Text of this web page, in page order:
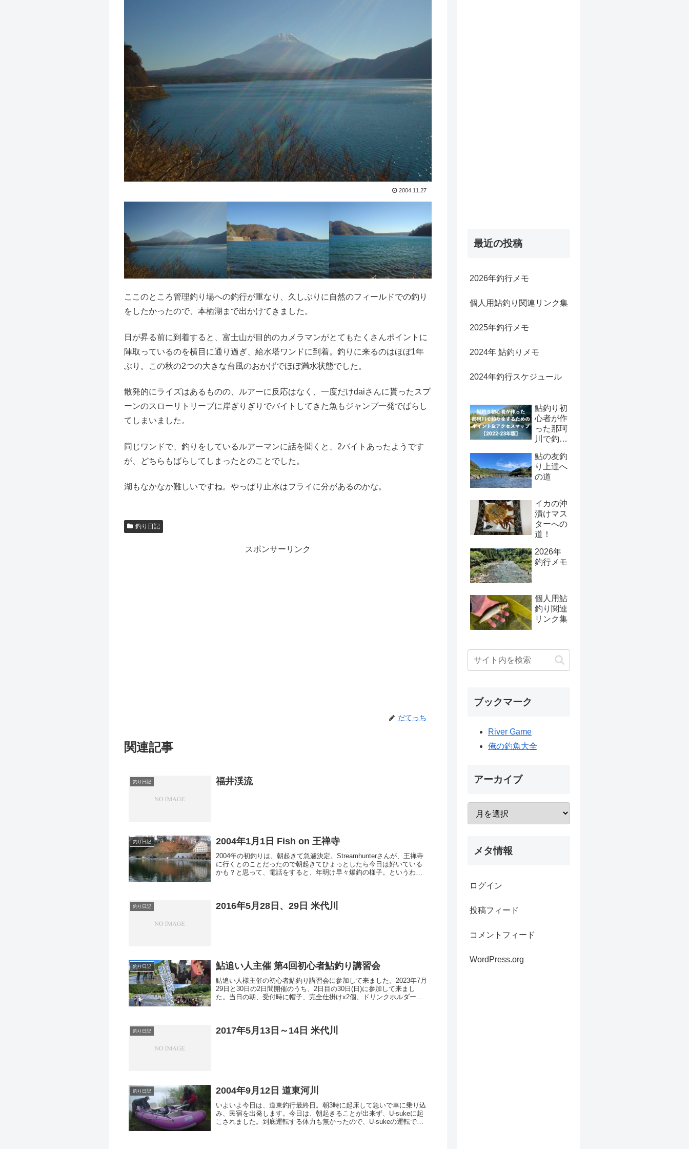
2004.11.27
ここのところ管理釣り場への釣行が重なり、久しぶりに自然のフィールドでの釣り
をしたかったので、本栖湖まで出かけてきました。
日が昇る前に到着すると、富士山が目的のカメラマンがとてもたくさんポイントに
陣取っているのを横目に通り過ぎ、給水塔ワンドに到着。釣りに来るのはほぼ1年
ぶり。この秋の2つの大きな台風のおかげでほぼ満水状態でした。
散発的にライズはあるものの、ルアーに反応はなく、一度だけdaiさんに貰ったスプ
ーンのスローリトリーブに岸ぎりぎりでバイトしてきた魚もジャンプ一発でばらし
てしまいました。
同じワンドで、釣りをしているルアーマンに話を聞くと、2バイトあったようです
が、どちらもばらしてしまったとのことでした。
湖もなかなか難しいですね。やっぱり止水はフライに分があるのかな。
釣り日記
スポンサーリンク
だてっち
関連記事
釣り日記 福井渓流
釣り日記 2004年1月1日 Fish on 王禅寺
2004年の初釣りは、朝起きて急遽決定。Streamhunterさんが、王禅寺
に行くとのことだったので朝起きてひょっとしたら今日は好いている
かも？と思って、電話をすると、年明け早々爆釣の様子。というわけ
釣り日記 2016年5月28日、29日 米代川
釣り日記 鮎追い人主催 第4回初心者鮎釣り講習会
鮎追い人様主催の初心者鮎釣り講習会に参加して来ました。2023年7月
29日と30日の2日間開催のうち、2日目の30日(日)に参加して来まし
た。当日の朝、受付時に帽子、完全仕掛けx2個、ドリンクホルダー、
釣り日記 2017年5月13日～14日 米代川
釣り日記 2004年9月12日 道東河川
いよいよ今日は、道東釣行最終日。朝3時に起床して急いで車に乗り込
み、民宿を出発します。今日は、朝起きることが出来ず、U-sukeに起
こされました。到底運転する体力も無かったので、U-sukeの運転で向
最近の投稿
2026年釣行メモ
個人用鮎釣り関連リンク集
2025年釣行メモ
2024年 鮎釣りメモ
2024年釣行スケジュール
鮎釣り初
心者が作
った那珂
川で釣り
めのポイ
ント&ア
クセスマ
【2022-
23年
版】
鮎の友釣
り上達へ
の道
イカの沖
漬けマス
ターへの
道！
2026年
釣行メモ
個人用鮎
釣り関連
リンク集
ブックマーク
River Game
俺の釣魚大全
アーカイブ
メタ情報
ログイン
投稿フィード
コメントフィード
WordPress.org